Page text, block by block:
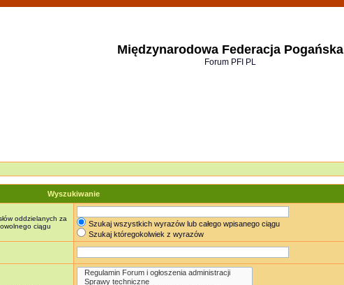
Międzynarodowa Federacja Pogańska
Forum PFI PL
Wyszukiwanie
oddzielanych za
ciągu
Szukaj wszystkich wyrazów lub całego wpisanego ciągu
Szukaj któregokolwiek z wyrazów